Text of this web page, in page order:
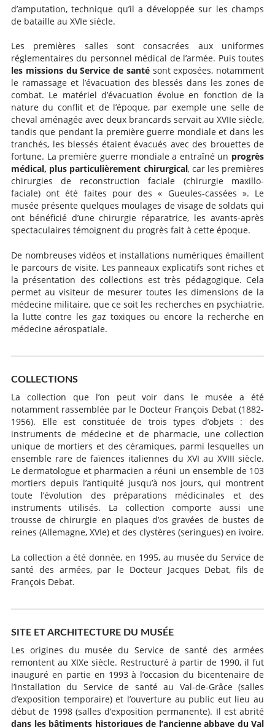
d’amputation, technique qu’il a développée sur les champs
de bataille au XVIe siècle.
Les premières salles sont consacrées aux uniformes
réglementaires du personnel médical de l’armée. Puis toutes
les missions du Service de santésont exposées, notamment
le ramassage et l’évacuation des blessés dans les zones de
combat. Le matériel d’évacuation évolue en fonction de la
nature du conflit et de l’époque, par exemple une selle de
cheval aménagée avec deux brancards servait au XVIIe siècle,
tandis que pendant la première guerre mondiale et dans les
tranchés, les blessés étaient évacués avec des brouettes de
fortune. La première guerre mondiale a entraîné un progrès
médical, plus particulièrement chirurgical, car les premières
chirurgies de reconstruction faciale (chirurgie maxillo-
faciale) ont été faites pour des « Gueules-cassées ». Le
musée présente quelques moulages de visage de soldats qui
ont bénéficié d’une chirurgie réparatrice, les avants-après
spectaculaires témoignent du progrès fait à cette époque.
De nombreuses vidéos et installations numériques émaillent
le parcours de visite. Les panneaux explicatifs sont riches et
la présentation des collections est très pédagogique. Cela
permet au visiteur de mesurer toutes les dimensions de la
médecine militaire, que ce soit les recherches en psychiatrie,
la lutte contre les gaz toxiques ou encore la recherche en
médecine aérospatiale.
COLLECTIONS
La collection que l’on peut voir dans le musée a été
notamment rassemblée par le Docteur François Debat (1882-
1956). Elle est constituée de trois types d’objets : des
instruments de médecine et de pharmacie, une collection
unique de mortiers et des céramiques, parmi lesquelles un
ensemble rare de faïences italiennes du XVI au XVIII siècle.
Le dermatologue et pharmacien a réuni un ensemble de 103
mortiers depuis l’antiquité jusqu’à nos jours, qui montrent
toute l’évolution des préparations médicinales et des
instruments utilisés. La collection comporte aussi une
trousse de chirurgie en plaques d’os gravées de bustes de
reines (Allemagne, XVIe) et des clystères (seringues) en ivoire.
La collection a été donnée, en 1995, au musée du Service de
santé des armées, par le Docteur Jacques Debat, fils de
François Debat.
SITE ET ARCHITECTURE DU MUSÉE
Les origines du musée du Service de santé des armées
remontent au XIXe siècle. Restructuré à partir de 1990, il fut
inauguré en partie en 1993 à l’occasion du bicentenaire de
l’installation du Service de santé au Val-de-Grâce (salles
d’exposition temporaire) et l’ouverture au public eut lieu au
début de 1998 (salles d’exposition permanente). Il est abrité
dans les bâtiments historiques de l’ancienne abbaye du Val